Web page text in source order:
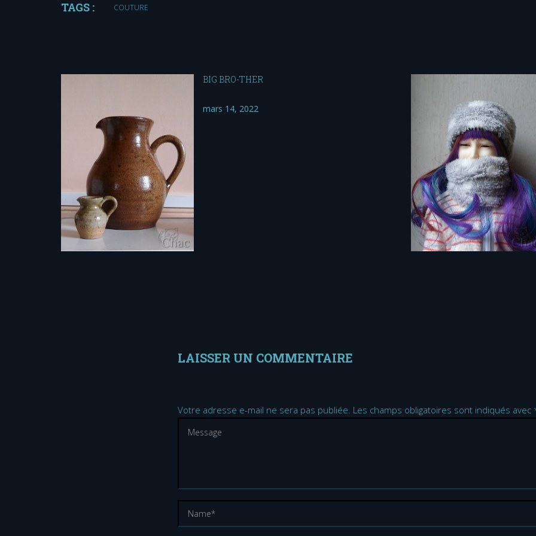
TAGS : COUTURE
BIG BRO-THER
mars 14, 2022
LAISSER UN COMMENTAIRE
Votre adresse e-mail ne sera pas publiée. Les champs obligatoires sont indiqués avec